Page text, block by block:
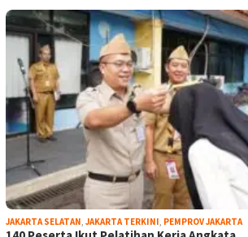
JAKARTA SELATAN, JAKARTA TERKINI, PEMPROV JAKARTA